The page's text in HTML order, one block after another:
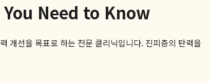
You Need to Know
개선을 목표로 하는 전문 클리닉입니다. 진피층의 탄력을